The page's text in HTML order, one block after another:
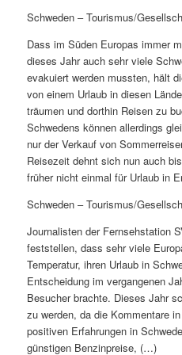
Schweden – Tourismus/
Dass im Süden Europas immer
dieses Jahr auch sehr viele
evakuiert werden mussten, hält
von einem Urlaub in diesen
träumen und dorthin Reisen zu
Schwedens können allerdings
nur der Verkauf von
Reisezeit dehnt sich nun auch
früher nicht einmal für Urlaub in
Schweden – Tourismus/
Journalisten der Fernsehstation
feststellen, dass sehr viele
Temperatur, ihren Urlaub in
Entscheidung im vergangenen
Besucher brachte. Dieses Jahr
zu werden, da die Kommentare
positiven Erfahrungen in
günstigen Benzinpreise, (…)